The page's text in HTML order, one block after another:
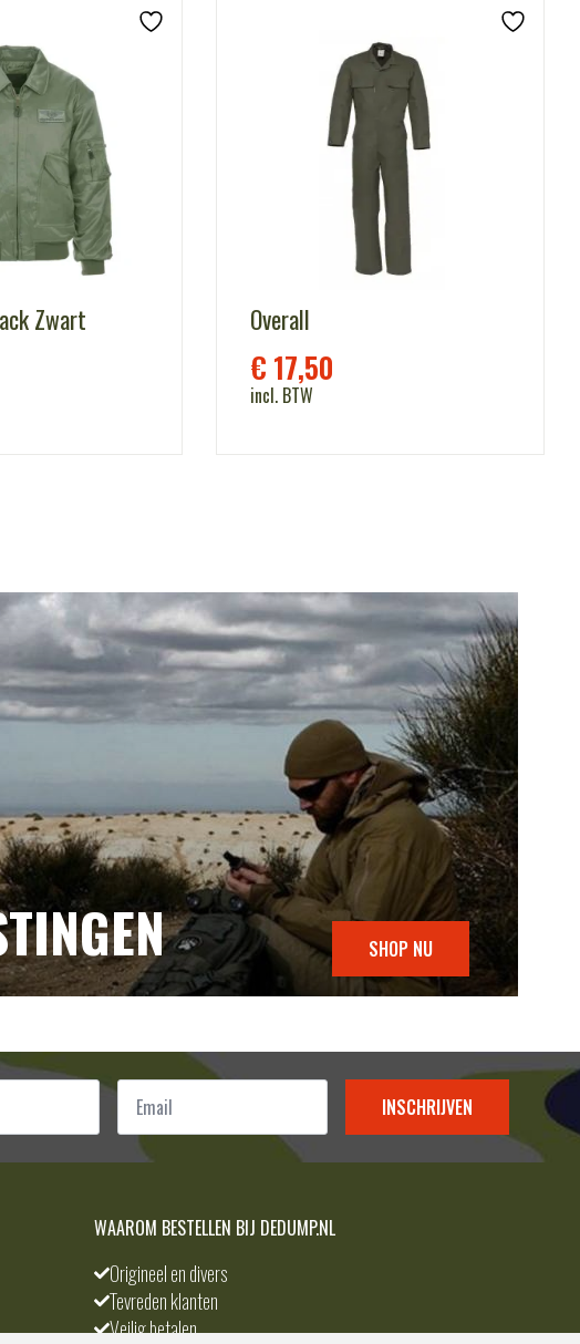
Zwart Overall
€ 17,50
incl. BTW
SHOP NU
Email
INSCHRIJVEN
WAAROM BESTELLEN BIJ DEDUMP.NL
Origineel en divers
Tevreden klanten
Veilig betalen